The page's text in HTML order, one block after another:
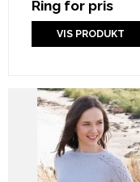
Ring for pris
VIS PRODUKT